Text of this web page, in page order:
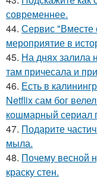
современнее.
44. Сервис "Вместе
мероприятие в
45. На днях залила
там причесала и
46. Есть в
Netflix сам бог
кошмарный сериал
47. Подарите
мыла.
48. Почему весной
краску стен.